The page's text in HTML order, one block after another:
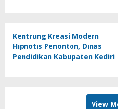
Kentrung Kreasi Modern
Hipnotis Penonton, Dinas
Pendidikan Kabupaten Kediri
View